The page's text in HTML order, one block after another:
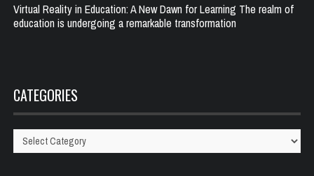
Virtual Reality in Education: A New Dawn for Learning The realm of
education is undergoing a remarkable transformation
CATEGORIES
Categories